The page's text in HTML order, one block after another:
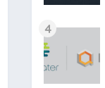
4